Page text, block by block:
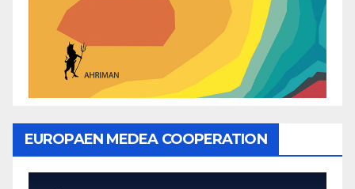
EUROPAEN MEDEA COOPERATION